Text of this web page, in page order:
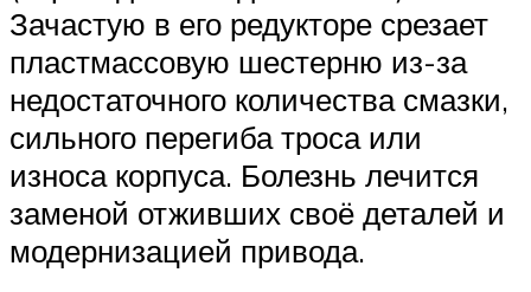
Зачастую в его редукторе срезает
пластмассовую шестерню из-за
недостаточного количества смазки,
сильного перегиба троса или
износа корпуса. Болезнь лечится
заменой отживших своё деталей и
модернизацией привода.